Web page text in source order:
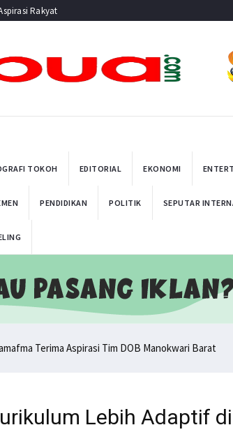
Rakyat
TOKOH EDITORIAL EKONOMI
PENDIDIKAN POLITIK SEPUTAR
Terima Aspirasi Tim DOB Manokwari Barat
Lebih Adaptif